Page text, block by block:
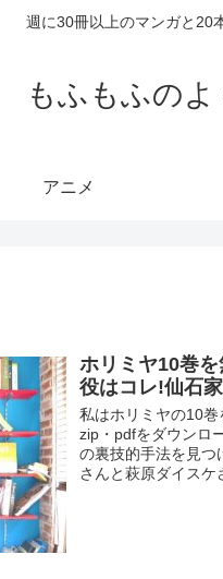
週に30冊以上のマンガと20
もふもふの
アニメ
ホリミヤ10巻
役はコレ!仙石
私はホリミヤの10
zip・pdfをダウンロ
の裏技的手法を見つ
さんと萩原ダイスケ